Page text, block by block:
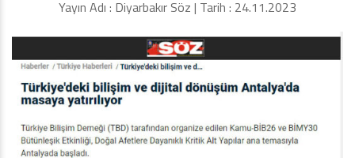
Yayın Adı : Diyarbakır Söz | Tarih : 24.11.2023